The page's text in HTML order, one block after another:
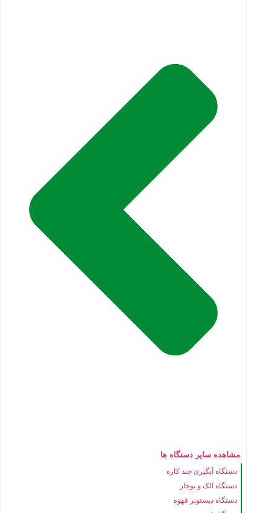
مشاهده سایر دستگاه ها
دستگاه آبگیری چند کاره
دستگاه الک و بوجار
دستگاه دیستونر قهوه